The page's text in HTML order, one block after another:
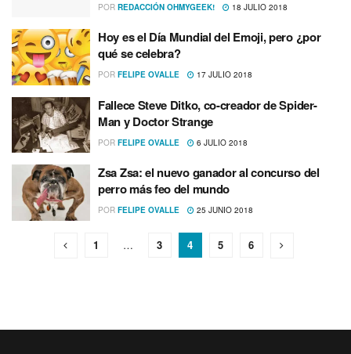
POR REDACCIÓN OHMYGEEK! 18 JULIO 2018
Hoy es el Dí­a Mundial del Emoji, pero ¿por
qué se celebra?
POR FELIPE OVALLE 17 JULIO 2018
Fallece Steve Ditko, co-creador de Spider-
Man y Doctor Strange
POR FELIPE OVALLE 6 JULIO 2018
Zsa Zsa: el nuevo ganador al concurso del
perro más feo del mundo
POR FELIPE OVALLE 25 JUNIO 2018
1 … 3 4 5 6